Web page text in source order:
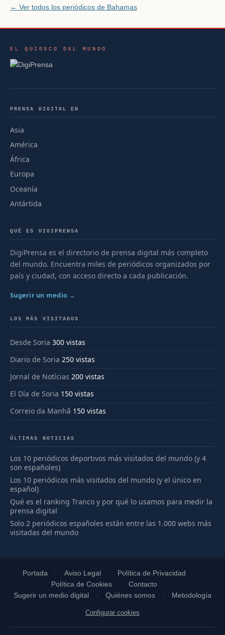
← Ver todos los periódicos de Bahamas
EL QUIOSCO DEL MUNDO
PRENSA DIGITAL EN
Asia
América
África
Europa
Oceanía
Antártida
QUÉ ES DIGIPRENSA
DigiPrensa es el directorio de prensa digital más completo
del mundo. Encuentra miles de periódicos organizados por
país y ciudad, con acceso directo a cada publicación.
Sugerir un medio →
LOS MÁS VISITADOS
Desde Soria 300 vistas
Diario de Soria 250 vistas
Jornal de Notícias 200 vistas
El Día de Soria 150 vistas
Correio da Manhã 150 vistas
ÚLTIMAS NOTICIAS
Los 10 periódicos deportivos más visitados del mundo (y 4
son españoles)
Los 10 periódicos más visitados del mundo (y el único en
español)
Qué es el ranking Tranco y por qué lo usamos para medir la
prensa digital
Solo 2 periódicos españoles están entre las 1.000 webs más
visitadas del mundo
Portada Aviso Legal
Política de Privacidad
Política de Cookies
Contacto
Sugerir un medio digital
Quiénes somos Metodología
Configurar cookies